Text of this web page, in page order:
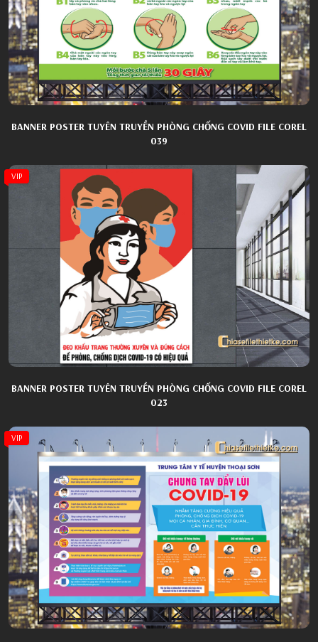
BANNER POSTER TUYÊN TRUYỀN PHÒNG CHỐNG COVID FILE COREL
039
VIP
BANNER POSTER TUYÊN TRUYỀN PHÒNG CHỐNG COVID FILE COREL
023
VIP